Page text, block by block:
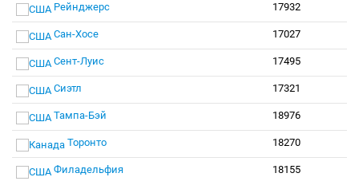
Рейнджерс 17932
Сан-Хосе 17027
Сент-Луис 17495
Сиэтл 17321
Тампа-Бэй 18976
Торонто 18270
Филадельфия 18155